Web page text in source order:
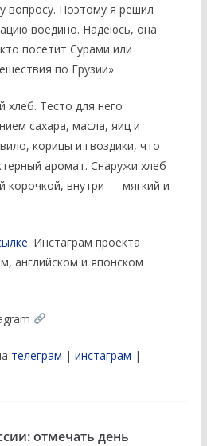
вопросу. Поэтому я решил
воедино. Надеюсь, она
посетит Сурами или
по Грузии».
хлеб. Тесто для него
сахара, масла, яиц и
корицы и гвоздики, что
аромат. Снаружи хлеб
корочкой, внутри — мягкий и
. Инстаграм проекта
английском и японском
телеграм | инстаграм |
отмечать день